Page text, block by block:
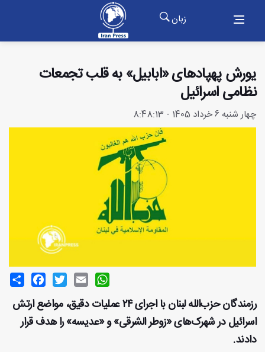
زبان
یورش پهپادهای «ابابیل» به قلب تجمعات
نظامی اسرائیل
چهار شنبه 6 خرداد 1405 - 8:48:13
Share
FacebookTwitterEmail
WhatsApp
رزمندگان حزب‌الله لبنان با اجرای ۲۴ عملیات دقیق، مواضع ارتش
اسرائیل در شهرک‌های «زوطر الشرقی» و «عدیسه» را هدف قرار
دادند.